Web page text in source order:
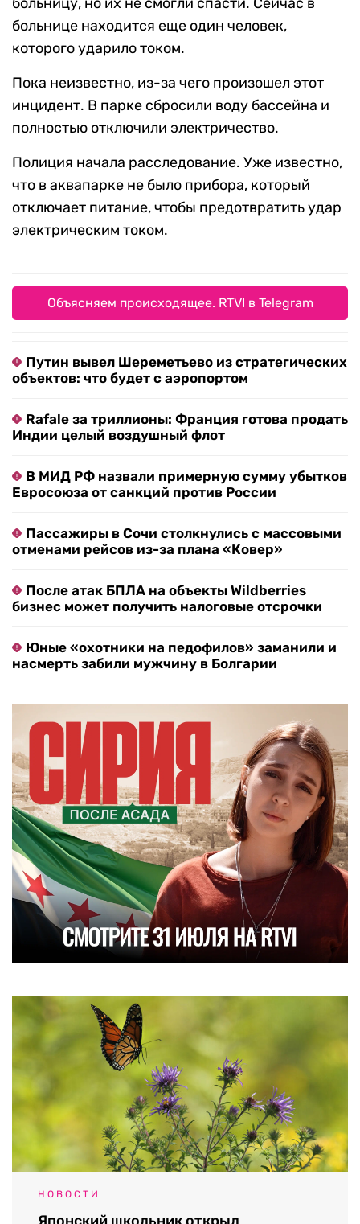
больнице находится еще один человек,
которого ударило током.
Пока неизвестно, из-за чего произошел этот
инцидент. В парке сбросили воду бассейна и
полностью отключили электричество.
Полиция начала расследование. Уже известно,
что в аквапарке не было прибора, который
отключает питание, чтобы предотвратить удар
электрическим током.
Объясняем происходящее. RTVI в Telegram
Путин вывел Шереметьево из стратегических
объектов: что будет с аэропортом
Rafale за триллионы: Франция готова продать
Индии целый воздушный флот
В МИД РФ назвали примерную сумму убытков
Евросоюза от санкций против России
Пассажиры в Сочи столкнулись с массовыми
отменами рейсов из-за плана «Ковер»
После атак БПЛА на объекты Wildberries
бизнес может получить налоговые отсрочки
Юные «охотники на педофилов» заманили и
насмерть забили мужчину в Болгарии
НОВОСТИ